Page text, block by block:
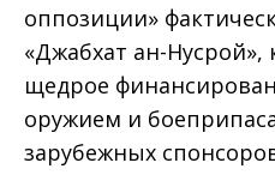
оппозиции»
«Джабхат ан-
щедрое
оружием и
зарубежных